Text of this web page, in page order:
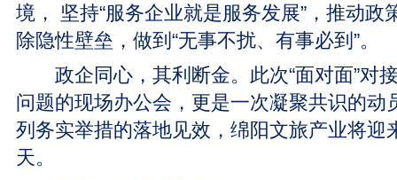
境， 坚持“服务企业就是服务发展”，推动政
除隐性壁垒，做到“无事不扰、有事必到”。
政企同心，其利断金。此次“面对面”对
问题的现场办公会，更是一次凝聚共识的动
列务实举措的落地见效，绵阳文旅产业将迎
天。